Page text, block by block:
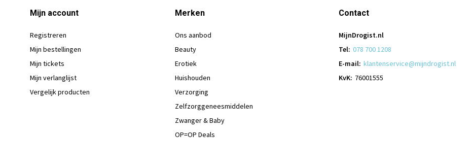
Mijn account
Registreren
Mijn bestellingen
Mijn tickets
Mijn verlanglijst
Vergelijk producten
Merken
Ons aanbod
Beauty
Erotiek
Huishouden
Verzorging
Zelfzorggeneesmiddelen
Zwanger & Baby
OP=OP Deals
Contact
MijnDrogist.nl
Tel: 078 700 1208
E-mail: klantenservice@mijndrogist.nl
KvK: 76001555